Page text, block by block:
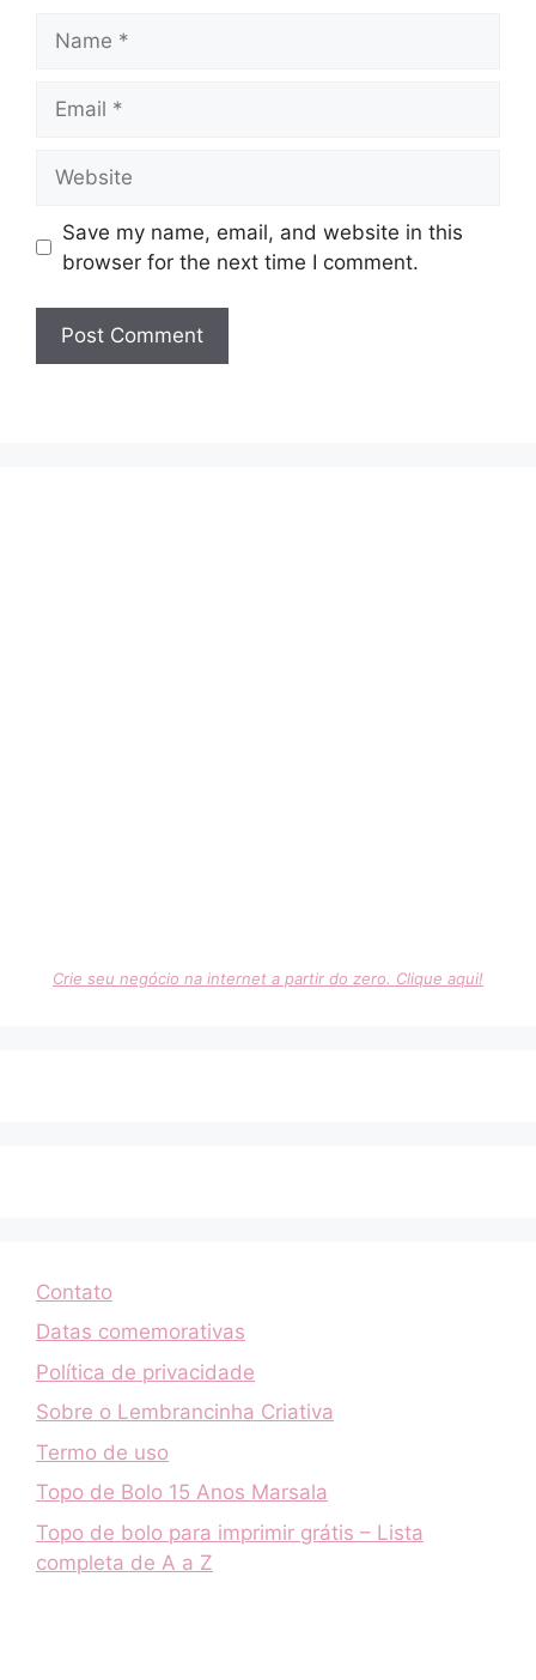
Save my name, email, and website in this
browser for the next time I comment.
Crie seu negócio na internet a partir do zero. Clique aqui!
Contato
Datas comemorativas
Política de privacidade
Sobre o Lembrancinha Criativa
Termo de uso
Topo de Bolo 15 Anos Marsala
Topo de bolo para imprimir grátis – Lista
completa de A a Z